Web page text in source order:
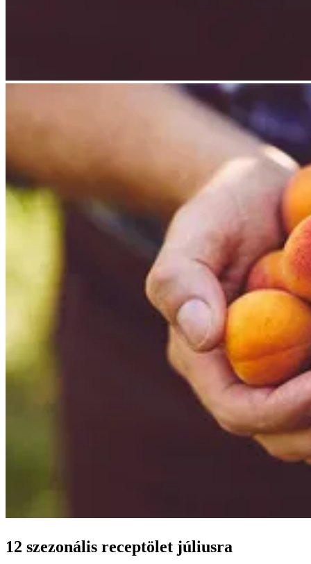
12 szezonális receptölet júliusra